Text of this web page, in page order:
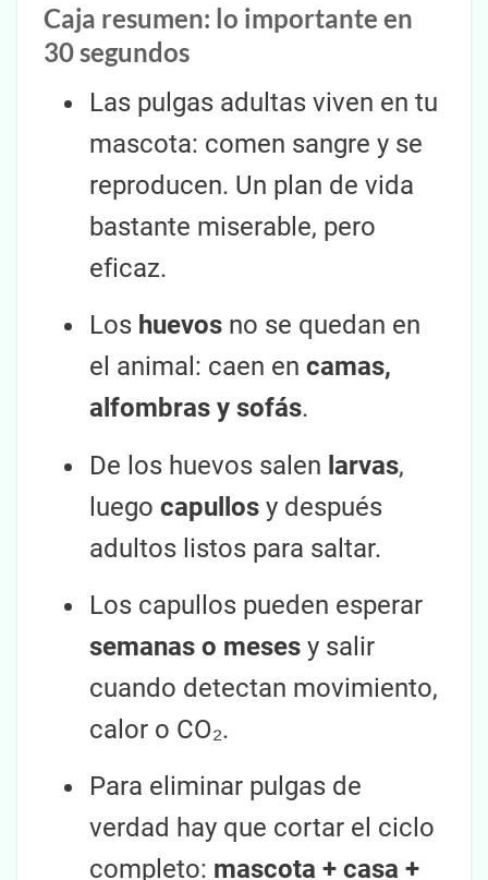
Caja resumen: lo importante en
30 segundos
Las pulgas adultas viven en tu
mascota: comen sangre y se
reproducen. Un plan de vida
bastante miserable, pero
eficaz.
Los huevos no se quedan en
el animal: caen en camas,
alfombras y sofás.
De los huevos salen larvas,
luego capullos y después
adultos listos para saltar.
Los capullos pueden esperar
semanas o meses y salir
cuando detectan movimiento,
calor o CO₂.
Para eliminar pulgas de
verdad hay que cortar el ciclo
completo: mascota + casa +